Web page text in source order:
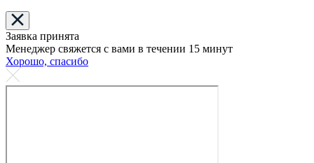
Заявка принята
Менеджер свяжется с вами в течении 15 минут
Хорошо, спасибо